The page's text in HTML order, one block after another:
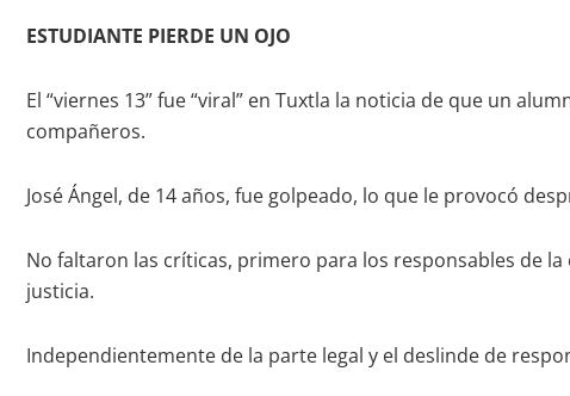
ESTUDIANTE PIERDE UN OJO
El “viernes 13” fue “viral” en Tuxtla la noticia de que un
compañeros.
José Ángel, de 14 años, fue golpeado, lo que le provocó
No faltaron las críticas, primero para los responsables de
justicia.
Independientemente de la parte legal y el deslinde de